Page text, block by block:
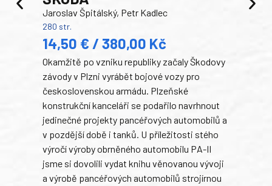
Jaroslav Špitálský, Petr Kadlec
280 str.
14,50 € / 380,00 Kč
Okamžitě po vzniku republiky začaly Škodovy
závody v Plzni vyrábět bojové vozy pro
československou armádu. Plzeňské
konstrukční kanceláři se podařilo navrhnout
jedinečné projekty pancéřových automobilů a
v pozdější době i tanků. U příležitosti stého
výročí výroby obrněného automobilu PA-II
jsme si dovolili vydat knihu věnovanou vývoji
a výrobě pancéřových automobilů strojírnou